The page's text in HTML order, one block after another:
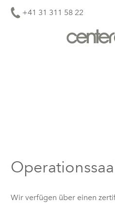
+41 31 311 58 22
Operationssaal
Wir verfügen über einen